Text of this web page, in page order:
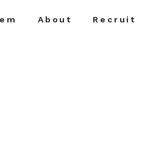
About Recruit